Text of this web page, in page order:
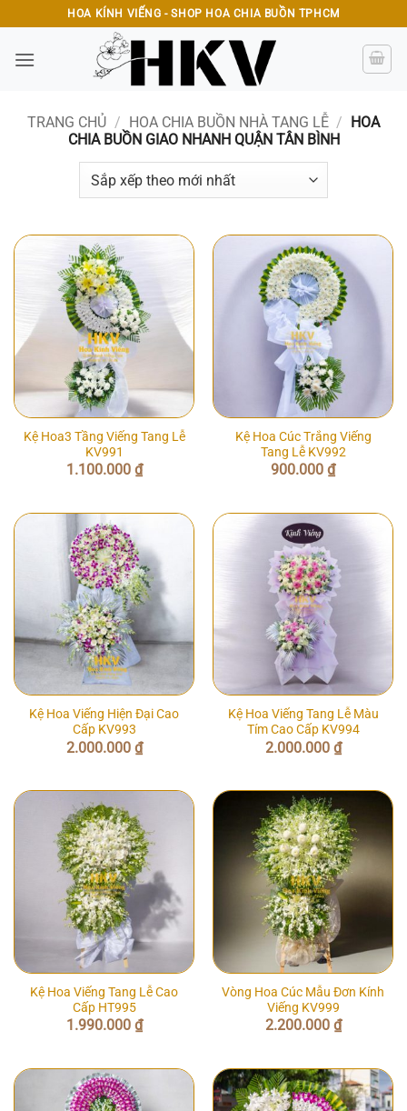
qua
nội
HOA KÍNH VIẾNG - SHOP HOA CHIA BUỒN TPHCM
TRANG CHỦ / HOA CHIA BUỒN NHÀ TANG LỄ / HOA
CHIA BUỒN GIAO NHANH QUẬN TÂN BÌNH
Kệ Hoa3 Tầng Viếng Tang Lễ
KV991
1.100.000 ₫
Kệ Hoa Cúc Trắng Viếng
Tang Lễ KV992
900.000 ₫
Kệ Hoa Viếng Hiện Đại Cao
Cấp KV993
2.000.000 ₫
Kệ Hoa Viếng Tang Lễ Màu
Tím Cao Cấp KV994
2.000.000 ₫
Kệ Hoa Viếng Tang Lễ Cao
Cấp HT995
1.990.000 ₫
Vòng Hoa Cúc Mẫu Đơn Kính
Viếng KV999
2.200.000 ₫